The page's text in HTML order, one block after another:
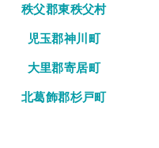
秩父郡東秩父村
児玉郡神川町
大里郡寄居町
北葛飾郡杉戸町